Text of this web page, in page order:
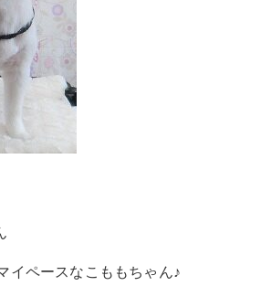
イペースなこももちゃん♪